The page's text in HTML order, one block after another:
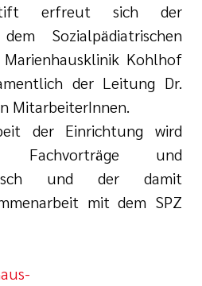
erfreut sich der
Sozialpädiatrischen
Kohlhof
der Leitung Dr.
MitarbeiterInnen.
der Einrichtung wird
Fachvorträge und
und der damit
mit dem SPZ